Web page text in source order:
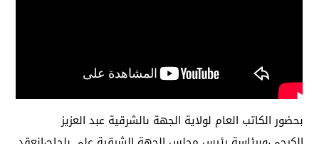
بحضور الكاتب العام لولاية الجهة ىالشرقية عبد العزيز